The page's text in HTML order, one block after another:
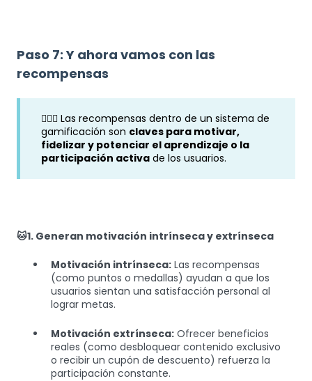
Paso 7: Y ahora vamos con las
recompensas
🧙🏼‍♂️ Las recompensas dentro de un sistema de
gamificación son claves para motivar,
fidelizar y potenciar el aprendizaje o la
participación activa de los usuarios.
🐱1. Generan motivación intrínseca y extrínseca
Motivación intrínseca: Las recompensas
(como puntos o medallas) ayudan a que los
usuarios sientan una satisfacción personal al
lograr metas.
Motivación extrínseca: Ofrecer beneficios
reales (como desbloquear contenido exclusivo
o recibir un cupón de descuento) refuerza la
participación constante.